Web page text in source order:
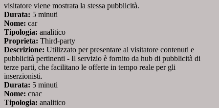
visitatore viene mostrata la stessa pubblicità.
Durata: 5 minuti
Nome: car
Tipologia: analitico
Proprieta: Third-party
Descrizione: Utilizzato per presentare al visitatore contenuti e
pubblicità pertinenti - Il servizio è fornito da hub di pubblicità di
terze parti, che facilitano le offerte in tempo reale per gli
inserzionisti.
Durata: 5 minuti
Nome: cnac
Tipologia: analitico